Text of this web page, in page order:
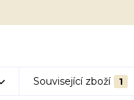
Související zboží 1